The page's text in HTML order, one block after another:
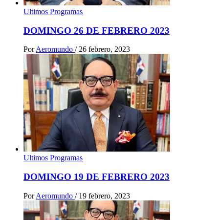
Ultimos Programas
DOMINGO 26 DE FEBRERO 2023
Por Aeromundo / 26 febrero, 2023
Ultimos Programas
DOMINGO 19 DE FEBRERO 2023
Por Aeromundo / 19 febrero, 2023